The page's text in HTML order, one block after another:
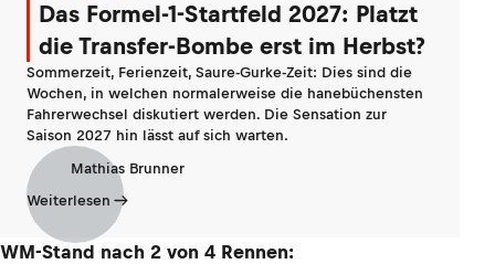
Das Formel-1-Startfeld 2027: Platzt
die Transfer-Bombe erst im Herbst?
Sommerzeit, Ferienzeit, Saure-Gurke-Zeit: Dies sind die
Wochen, in welchen normalerweise die hanebüchensten
Fahrerwechsel diskutiert werden. Die Sensation zur
Saison 2027 hin lässt auf sich warten.
Mathias Brunner
Weiterlesen
WM-Stand nach 2 von 4 Rennen: